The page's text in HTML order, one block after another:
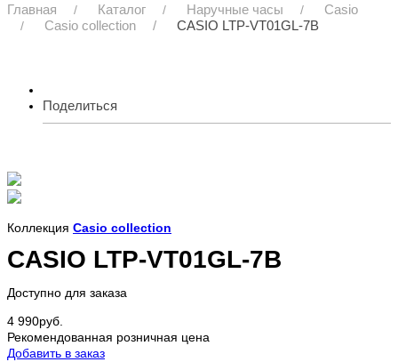
Главная Каталог Наручные часы
Casio
Casio collection
CASIO LTP-VT01GL-7B
Поделиться
Коллекция Casio collection
CASIO LTP-VT01GL-7B
Доступно для заказа
4 990руб.
Рекомендованная розничная цена
Добавить в заказ